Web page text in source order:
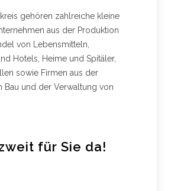
gehören zahlreiche kleine
aus der Produktion
von Lebensmitteln,
Hotels, Heime und Spitäler,
sowie Firmen aus der
Bau und der Verwaltung von
für Sie da!